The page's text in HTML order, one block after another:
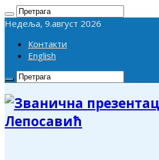
Недеља, 9.август 2026
Контакти
English
Лепосавић